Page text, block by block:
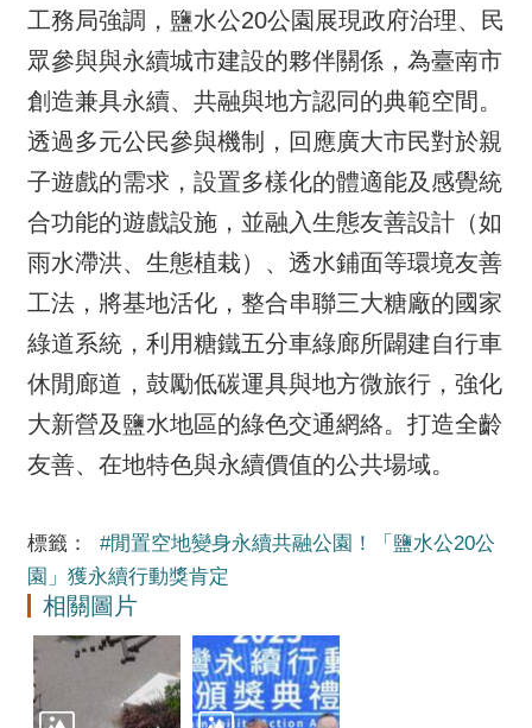
工務局強調，鹽水公20公園展現政府治理、民
眾參與與永續城市建設的夥伴關係，為臺南市
創造兼具永續、共融與地方認同的典範空間。
透過多元公民參與機制，回應廣大市民對於親
子遊戲的需求，設置多樣化的體適能及感覺統
合功能的遊戲設施，並融入生態友善設計（如
雨水滯洪、生態植栽）、透水鋪面等環境友善
工法，將基地活化，整合串聯三大糖廠的國家
綠道系統，利用糖鐵五分車綠廊所闢建自行車
休閒廊道，鼓勵低碳運具與地方微旅行，強化
大新營及鹽水地區的綠色交通網絡。打造全齡
友善、在地特色與永續價值的公共場域。
標籤：
#閒置空地變身永續共融公園！「鹽水公20公
園」獲永續行動獎肯定
相關圖片